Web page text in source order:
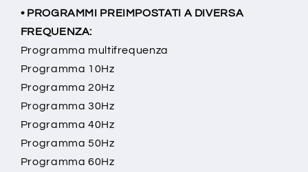
• PROGRAMMI PREIMPOSTATI A DIVERSA
FREQUENZA:
Programma multifrequenza
Programma 10Hz
Programma 20Hz
Programma 30Hz
Programma 40Hz
Programma 50Hz
Programma 60Hz